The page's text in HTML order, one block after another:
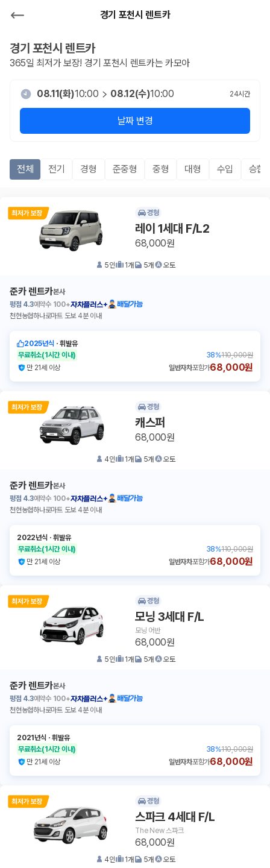
경기 포천시 렌트카
경기 포천시 렌트카
365일 최저가 보장! 경기 포천시 렌트카는 카모아
08.11(화)10:00 08.12(수)10:00 24시간
날짜 변경
전체 전기 경형 준중형 중형 대형 수입 승합
경형
레이 1세대 F/L2
68,000원
5인 1개 5개 오토
준카 렌트카본사
평점 4.3예약수 100+자차플러스+
배달가능
천현농협하나로마트 도보 4분 이내
2025년식 ㆍ휘발유
무료취소(1시간 이내) 38%110,000원
만 21세 이상
일반자차포함가68,000원
경형
캐스퍼
68,000원
4인 1개 5개 오토
준카 렌트카본사
평점 4.3예약수 100+자차플러스+
배달가능
천현농협하나로마트 도보 4분 이내
2022년식 ㆍ휘발유
무료취소(1시간 이내) 38%110,000원
만 21세 이상
일반자차포함가68,000원
경형
모닝 3세대 F/L
모닝 어반
68,000원
5인 1개 5개 오토
준카 렌트카본사
평점 4.3예약수 100+자차플러스+
배달가능
천현농협하나로마트 도보 4분 이내
2021년식 ㆍ휘발유
무료취소(1시간 이내) 38%110,000원
만 21세 이상
일반자차포함가68,000원
경형
스파크 4세대 F/L
The New 스파크
68,000원
4인 1개 5개 오토